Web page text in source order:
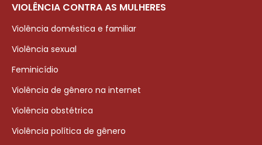
VIOLÊNCIA CONTRA AS MULHERES
Violência doméstica e familiar
Violência sexual
Feminicídio
Violência de gênero na internet
Violência obstétrica
Violência política de gênero